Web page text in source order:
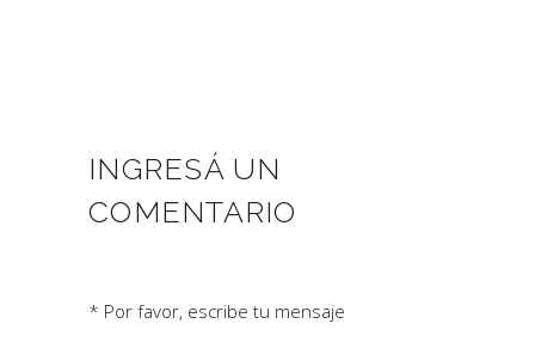
INGRESÁ UN
COMENTARIO